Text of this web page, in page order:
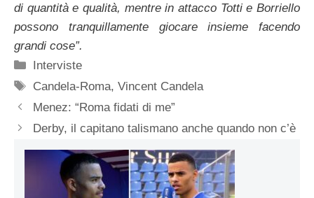
di quantità e qualità, mentre in attacco Totti e Borriello
possono tranquillamente giocare insieme facendo
grandi cose”.
Categorie
Interviste
Tag
Candela-Roma,Vincent Candela
Menez: “Roma fidati di me”
Derby, il capitano talismano anche quando non c’è